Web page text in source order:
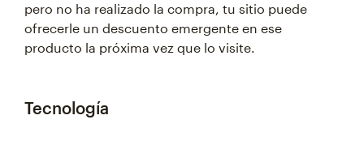
pero no ha realizado la compra, tu sitio puede
ofrecerle un descuento emergente en ese
producto la próxima vez que lo visite.
Tecnología